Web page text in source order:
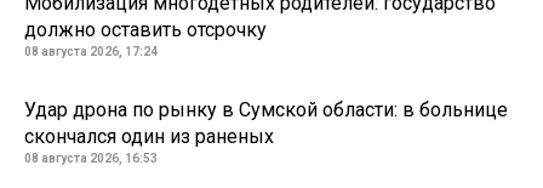
должно оставить отсрочку
08 августа 2026, 17:24
Удар дрона по рынку в Сумской области: в больнице
скончался один из раненых
08 августа 2026, 16:53